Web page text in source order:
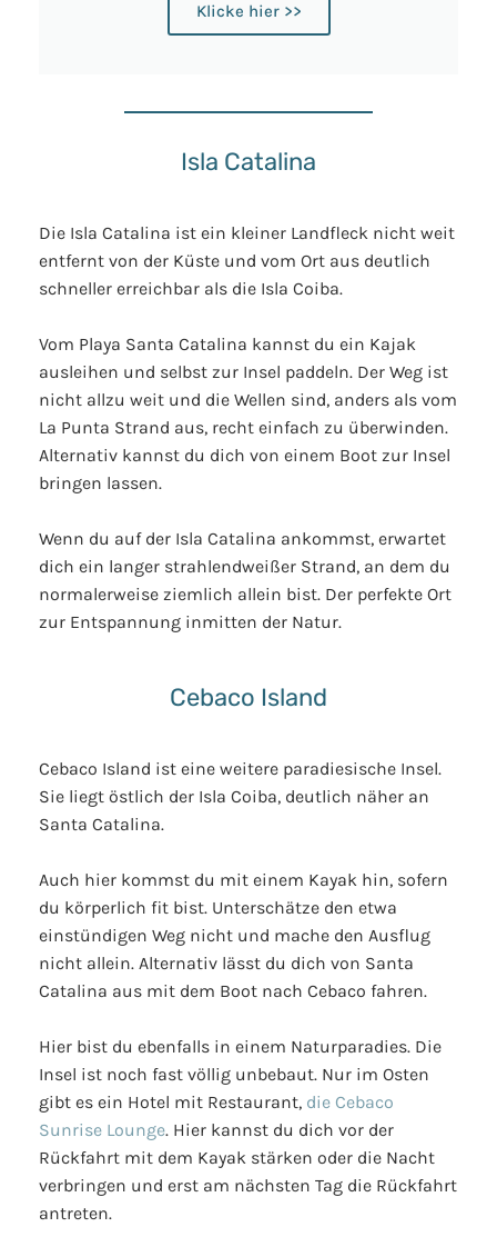
Klicke hier >>
Isla Catalina
Die Isla Catalina ist ein kleiner Landfleck nicht weit
entfernt von der Küste und vom Ort aus deutlich
schneller erreichbar als die Isla Coiba.
Vom Playa Santa Catalina kannst du ein Kajak
ausleihen und selbst zur Insel paddeln. Der Weg ist
nicht allzu weit und die Wellen sind, anders als vom
La Punta Strand aus, recht einfach zu überwinden.
Alternativ kannst du dich von einem Boot zur Insel
bringen lassen.
Wenn du auf der Isla Catalina ankommst, erwartet
dich ein langer strahlendweißer Strand, an dem du
normalerweise ziemlich allein bist. Der perfekte Ort
zur Entspannung inmitten der Natur.
Cebaco Island
Cebaco Island ist eine weitere paradiesische Insel.
Sie liegt östlich der Isla Coiba, deutlich näher an
Santa Catalina.
Auch hier kommst du mit einem Kayak hin, sofern
du körperlich fit bist. Unterschätze den etwa
einstündigen Weg nicht und mache den Ausflug
nicht allein. Alternativ lässt du dich von Santa
Catalina aus mit dem Boot nach Cebaco fahren.
Hier bist du ebenfalls in einem Naturparadies. Die
Insel ist noch fast völlig unbebaut. Nur im Osten
gibt es ein Hotel mit Restaurant, die Cebaco
Sunrise Lounge. Hier kannst du dich vor der
Rückfahrt mit dem Kayak stärken oder die Nacht
verbringen und erst am nächsten Tag die Rückfahrt
antreten.